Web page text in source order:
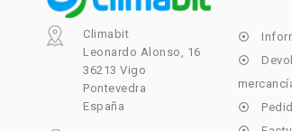
Climabit
Leonardo Alonso, 16
36213 Vigo
Pontevedra
España


